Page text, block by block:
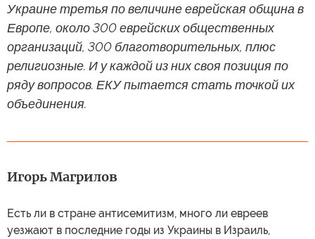
Украине третья по величине еврейская община в
Европе, около 300 еврейских общественных
организаций, 300 благотворительных, плюс
религиозные. И у каждой из них своя позиция по
ряду вопросов. ЕКУ пытается стать точкой их
объединения.
Игорь Магрилов
Есть ли в стране антисемитизм, много ли евреев
уезжают в последние годы из Украины в Израиль,